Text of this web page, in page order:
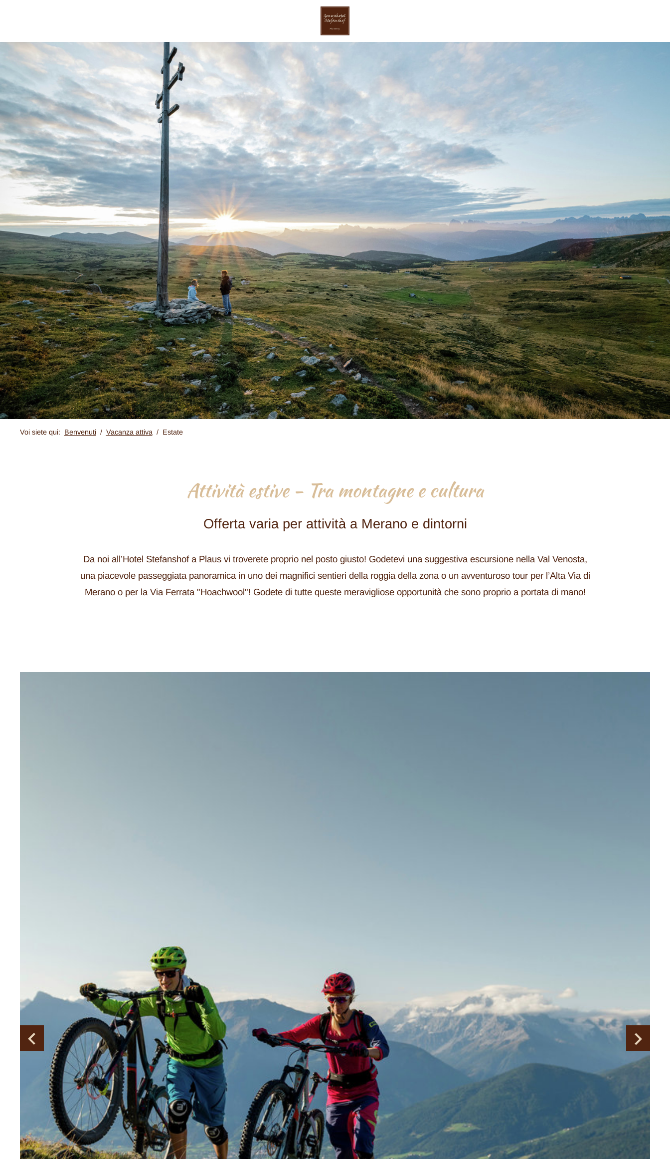
Voi siete qui: Benvenuti Vacanza attiva Estate
Attività estive - Tra montagne e cultura
Offerta varia per attività a Merano e dintorni
Da noi all’Hotel Stefanshof a Plaus vi troverete proprio nel posto giusto! Godetevi una suggestiva escursione nella Val Venosta,
una piacevole passeggiata panoramica in uno dei magnifici sentieri della roggia della zona o un avventuroso tour per l’Alta Via di
Merano o per la Via Ferrata "Hoachwool"! Godete di tutte queste meravigliose opportunità che sono proprio a portata di mano!